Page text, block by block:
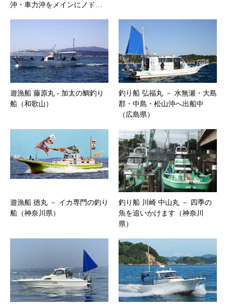
沖・車力沖をメインにノド…
遊漁船 藤原丸 ‐ 加太の鯛釣り
船（和歌山）
釣り船 弘福丸 － 水無瀬・大島
郡・中島・松山沖へ出船中
（広島県）
遊漁船 徳丸 － イカ専門の釣り
船（神奈川県）
釣り船 川崎 中山丸 － 四季の
魚を追いかけます（神奈川
県）